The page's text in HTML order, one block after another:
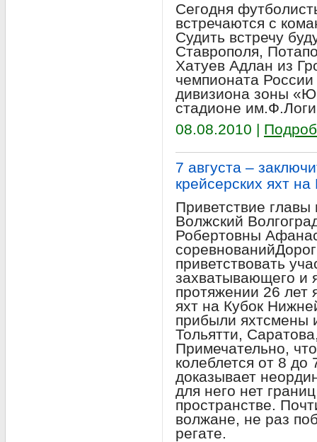
Сегодня
встречаются с
Судить встречу
Ставрополя,
Хатуев Адлан из
чемпионата
дивизиона зоны
стадионе
08.08.2010 |
7 августа –
крейсерских яхт
Приветствие главы
Волжский
Робертовны
приветствовать
захватывающего и
протяжении 26 лет
яхт на Кубок
прибыли
Тольятти,
Примечательно,
колеблется от 8
доказывает
для него нет
пространстве.
волжане, не раз
регате.